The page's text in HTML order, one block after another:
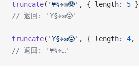
truncate( '¥§✈✉🤓' , { length: 5
// 返回: '¥§✈✉🤓'
truncate( '¥§✈✉🤓' , { length: 4,
// 返回: '¥§✈…'